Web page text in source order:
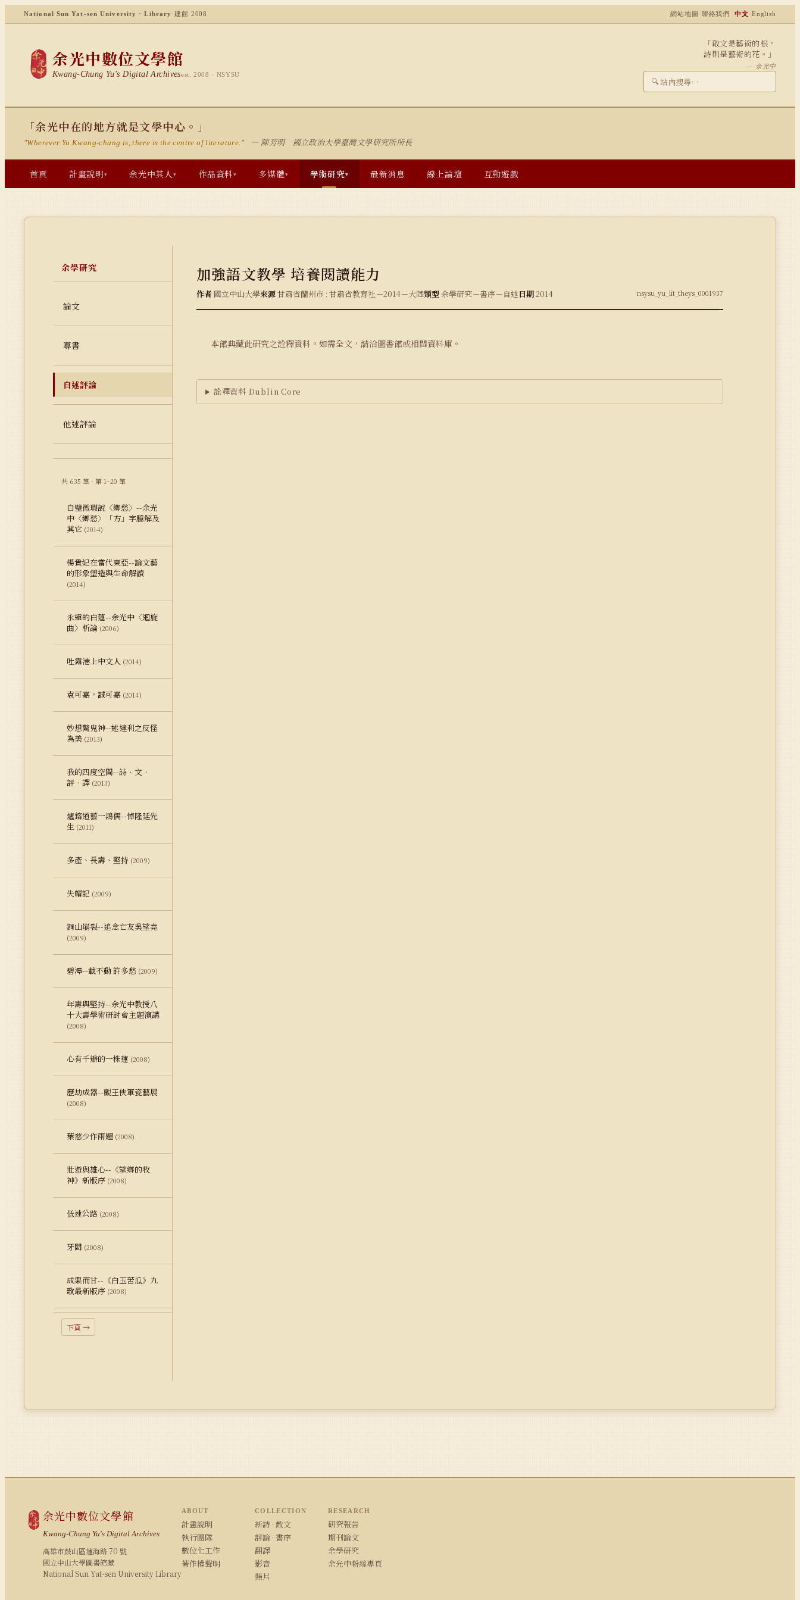
National Sun Yat-sen University · Library ·建館 2008 網站地圖 ·聯絡我們 中文·English
余光中數位文學館
Kwang-Chung Yu's Digital Archivesest. 2008 · NSYSU
「敢文是藝術的根，
詩則是藝術的花。」
— 余光中
🔍
「余光中在的地方就是文學中心。」
"Wherever Yu Kwang-chung is, there is the centre of literature." — 陳芳明 國立政治大學臺灣文學研究所所長
首頁 計畫說明▾ 余光中其人▾ 作品資料▾ 多媒體▾ 學術研究▾ 最新消息 線上論壇 互動遊戲
余學研究
論文
專書
自述評論
他述評論
共 635 筆 · 第 1–20 筆
白璧微瑕說〈鄉愁〉--余光
中〈鄉愁〉「方」字臆解及
其它 (2014)
楊貴妃在當代東亞--論文藝
的形象塑造與生命解讀
(2014)
永遠的白蓮--余光中〈迴旋
曲〉析論 (2006)
吐露港上中文人 (2014)
袁可嘉，誠可嘉 (2014)
妙想驚鬼神--述達利之反怪
為美 (2013)
我的四度空間--詩．文．
評．譯 (2013)
爐鎔道藝一鴻儒--悼隆延先
生 (2011)
多產、長壽、堅持 (2009)
失帽記 (2009)
銅山崩裂--追念亡友吳望堯
(2009)
碧潭--載不動 許多愁 (2009)
年壽與堅持--余光中教授八
十大壽學術研討會主題演講
(2008)
心有千瓣的一株蓮 (2008)
歷劫成器--觀王俠軍瓷藝展
(2008)
葉慈少作兩題 (2008)
壯遊與雄心--《望鄉的牧
神》新版序 (2008)
低速公路 (2008)
牙關 (2008)
成果而甘--《白玉苦瓜》九
歌最新版序 (2008)
下頁 →
加強語文教學 培養閱讀能力
作者 國立中山大學來源甘肅省蘭州市 : 甘肅省教育社－2014－大陸類型 余學研究－書序－自述日期2014 nsysu_yu_lit_theys_0001937
本館典藏此研究之詮釋資料。如需全文，請洽圖書館或相關資料庫。
詮釋資料 Dublin Core
余光中數位文學館
Kwang-Chung Yu's Digital Archives
高雄市鼓山區蓮海路 70 號
國立中山大學圖書館藏
National Sun Yat-sen University Library
ABOUT
計畫說明
執行團隊
數位化工作
著作權聲明
COLLECTION
新詩 · 散文
評論 · 書序
翻譯
影音
照片
RESEARCH
研究報告
期刊論文
余學研究
余光中粉絲專頁